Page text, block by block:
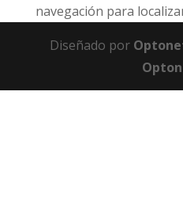
navegación para
Diseñado por